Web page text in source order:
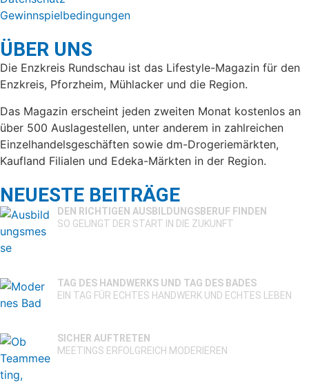
Gewinnspielbedingungen
ÜBER UNS
Die Enzkreis Rundschau ist das Lifestyle-Magazin für den
Enzkreis, Pforzheim, Mühlacker und die Region.
Das Magazin erscheint jeden zweiten Monat kostenlos an
über 500 Auslagestellen, unter anderem in zahlreichen
Einzelhandelsgeschäften sowie dm-Drogeriemärkten,
Kaufland Filialen und Edeka-Märkten in der Region.
NEUESTE BEITRÄGE
DEN RICHTIGEN AUSBILDUNGSBERUF FINDEN
SO GELINGT DER START IN DIE ZUKUNFT
TAG DES HANDWERKS UND TAG DES BADES
EIN TAG FÜR ECHTES HANDWERK UND ECHTES LEBEN
SICHER AUFTRETEN
MEETINGS ERFOLGREICH MODERIEREN